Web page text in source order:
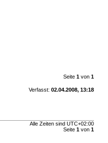
Seite 1von 1
Verfasst: 02.04.2008, 13:18
Alle Zeiten sind UTC+02:00
Seite 1von 1